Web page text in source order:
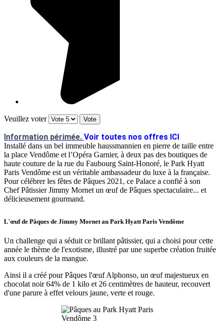
Veuillez voter
Information périmée. Voir toutes nos offres ICI
Installé dans un bel immeuble haussmannien en pierre de taille entre
la place Vendôme et l’Opéra Garnier, à deux pas des boutiques de
haute couture de la rue du Faubourg Saint-Honoré, le Park Hyatt
Paris Vendôme est un véritable ambassadeur du luxe à la française.
Pour célébrer les fêtes de Pâques 2021, ce Palace a confié à son
Chef Pâtissier Jimmy Mornet un œuf de Pâques spectaculaire... et
délicieusement gourmand.
L'œuf de Pâques de Jimmy Mornet au Park Hyatt Paris Vendôme
Un challenge qui a séduit ce brillant pâtissier, qui a choisi pour cette
année le thème de l'exotisme, illustré par une superbe création fruitée
aux couleurs de la mangue.
Ainsi il a créé pour Pâques l'œuf Alphonso, un œuf majestueux en
chocolat noir 64% de 1 kilo et 26 centimètres de hauteur, recouvert
d'une parure à effet velours jaune, verte et rouge.